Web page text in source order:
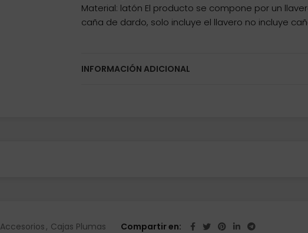
Material: latón El producto se compone por un
caña de dardo, solo incluye el llavero no incluye
INFORMACIÓN ADICIONAL
Accesorios, Cajas Plumas Compartir en